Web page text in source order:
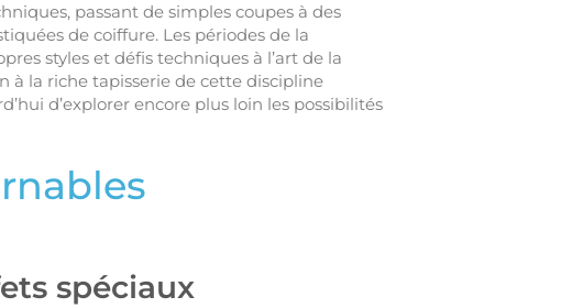
passant de simples coupes à des
de coiffure. Les périodes de la
styles et défis techniques à l’art de la
à la riche tapisserie de cette discipline
d’explorer encore plus loin les possibilités
spéciaux